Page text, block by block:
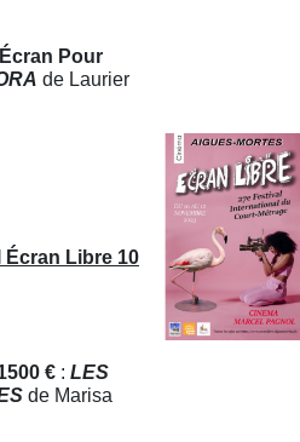
Pour
de Laurier
Écran Libre 10
€ : LES
de Marisa